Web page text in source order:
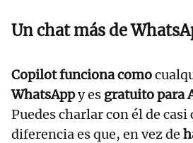
Un chat más de
Copilot funciona como
WhatsAppy es gratuito para
Puedes charlar con él de casi
diferencia es que, en vez de